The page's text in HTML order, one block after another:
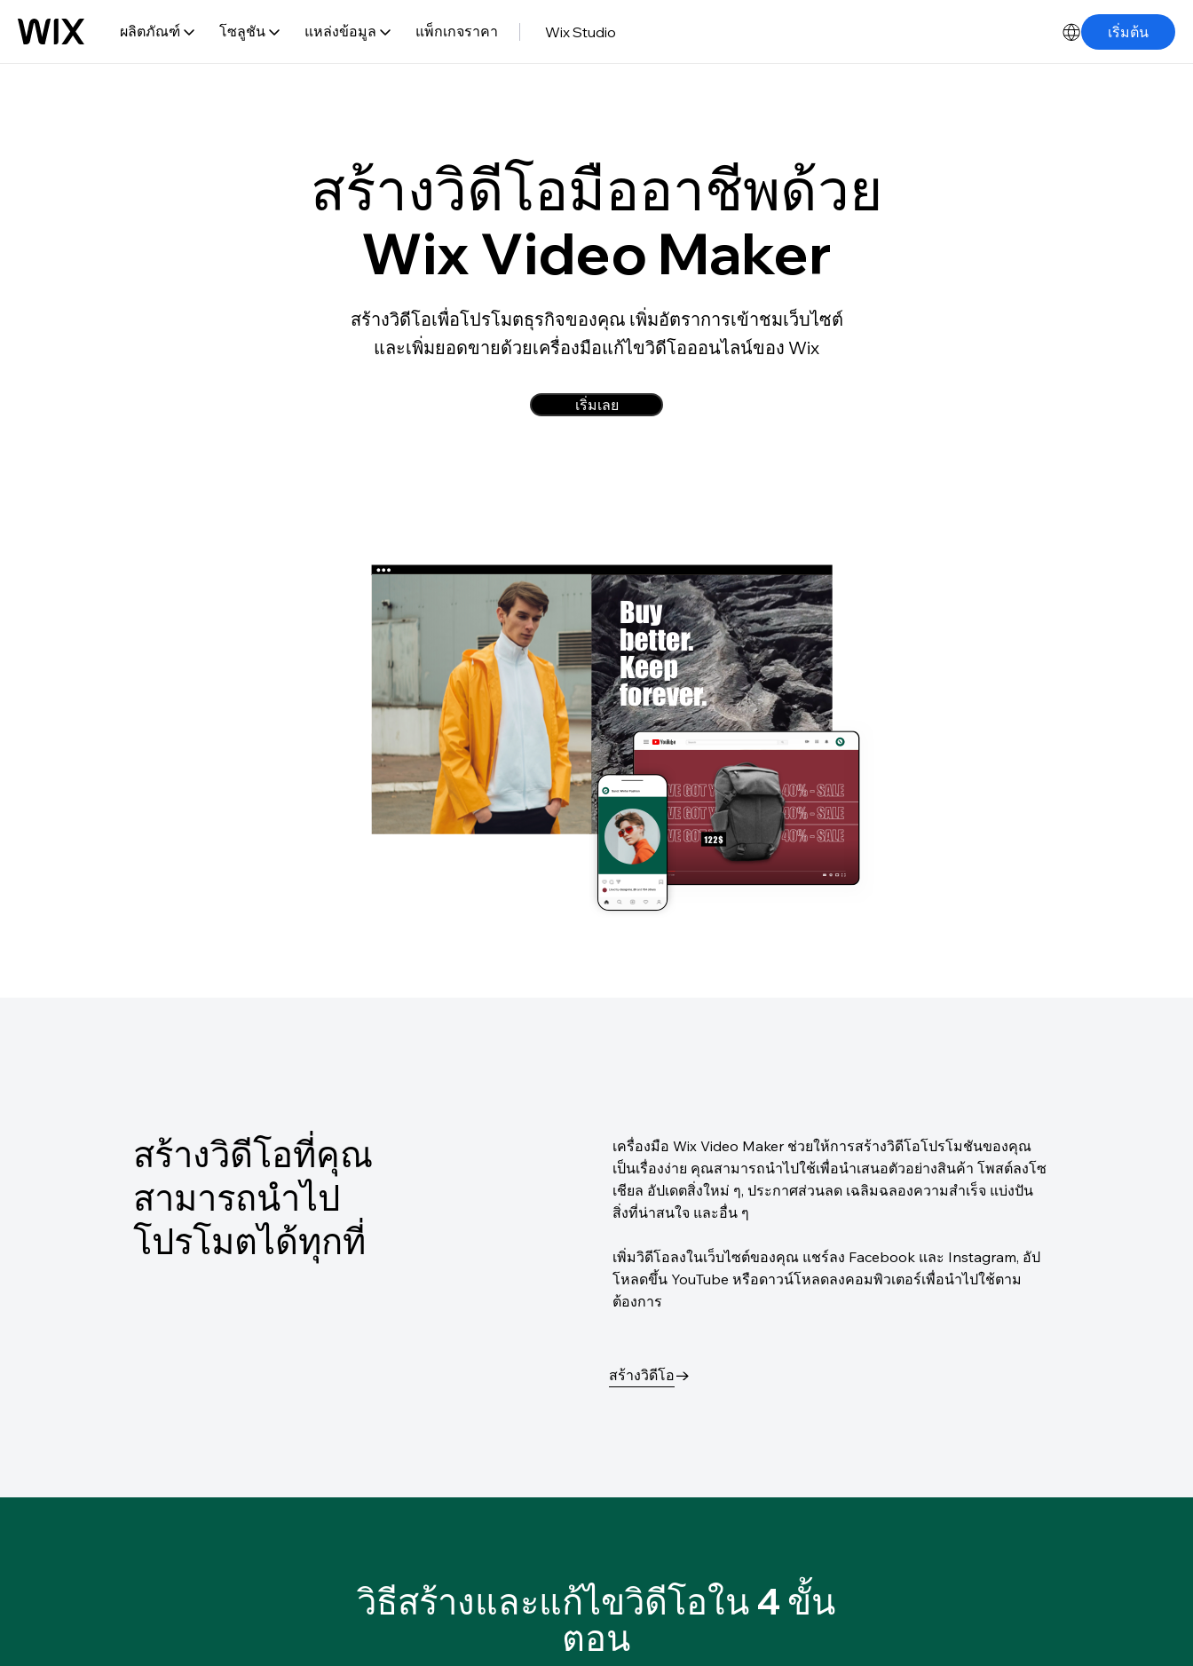
ผลิตภัณฑ์ โซลูชัน แหล่งข้อมูล แพ็กเกจราคา Wix Studio เริ่มต้น
สร้างวิดีโอมืออาชีพด้วย
Wix Video Maker
สร้างวิดีโอเพื่อโปรโมตธุรกิจของคุณ เพิ่มอัตราการเข้าชมเว็บไซต์
และเพิ่มยอดขายด้วยเครื่องมือแก้ไขวิดีโอออนไลน์ของ Wix
เริ่มเลย
สร้างวิดีโอที่คุณ
สามารถนำไป
โปรโมตได้ทุกที่
เครื่องมือ Wix Video Maker ช่วยให้การสร้างวิดีโอโปรโมชันของคุณ
เป็นเรื่องง่าย คุณสามารถนำไปใช้เพื่อนำเสนอตัวอย่างสินค้า โพสต์ลงโซ
เชียล อัปเดตสิ่งใหม่ ๆ, ประกาศส่วนลด เฉลิมฉลองความสำเร็จ แบ่งปัน
สิ่งที่น่าสนใจ และอื่น ๆ
เพิ่มวิดีโอลงในเว็บไซต์ของคุณ แชร์ลง Facebook และ Instagram, อัป
โหลดขึ้น YouTube หรือดาวน์โหลดลงคอมพิวเตอร์เพื่อนำไปใช้ตาม
ต้องการ
สร้างวิดีโอ
วิธีสร้างและแก้ไขวิดีโอใน 4 ขั้น
ตอน